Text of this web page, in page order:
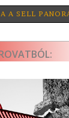
A SELL